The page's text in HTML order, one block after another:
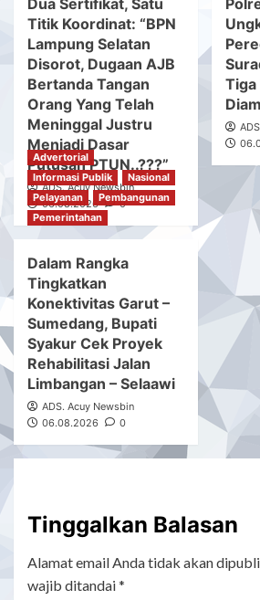
Titik Koordinat: “BPN
Lampung Selatan
Disorot, Dugaan AJB
Bertanda Tangan
Orang Yang Telah
Meninggal Justru
Menjadi Dasar
Putusan PTUN..???”
ADS. Acuy Newsbin
06.08.2026
0
Tiga
Advertorial
Informasi Publik
Nasional
Pelayanan
Pembangunan
Pemerintahan
Dalam Rangka
Tingkatkan
Konektivitas Garut –
Sumedang, Bupati
Syakur Cek Proyek
Rehabilitasi Jalan
Limbangan – Selaawi
ADS. Acuy Newsbin
06.08.2026
0
Tinggalkan Balasan
Alamat email Anda tidak akan
wajib ditandai*